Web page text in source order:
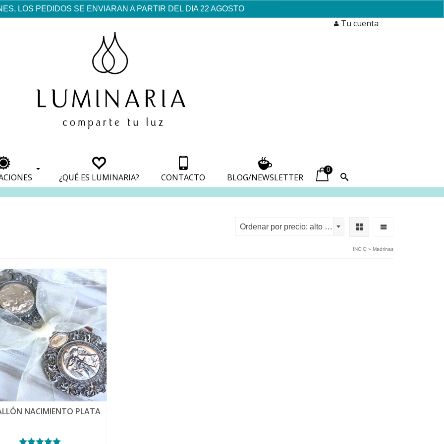
LOS PEDIDOS SE ENVIARAN A PARTIR DEL DIA 22 AGOSTO
Tu cuenta
avec une analyse de son
¿QUÉ ES LUMINARIA? CONTACTO BLOG/NEWSLETTER
0
Ordenar por precio: alto a bajo
INCIO » Madrinas
NACIMIENTO PLATA